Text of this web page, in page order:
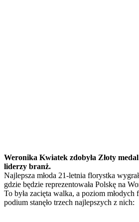
Weronika Kwiatek zdobyła Złoty
liderzy branż.
Najlepsza młoda 21-letnia florystka
gdzie będzie reprezentowała Polskę na
To była zacięta walka, a poziom
podium stanęło trzech najlepszych z nich: